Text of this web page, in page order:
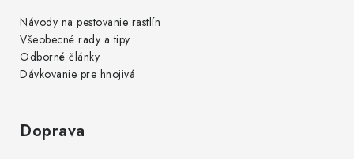
Návody na pestovanie rastlín
Všeobecné rady a tipy
Odborné články
Dávkovanie pre hnojivá
Doprava